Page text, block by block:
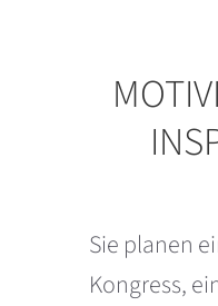
Sie planen
Kongress,